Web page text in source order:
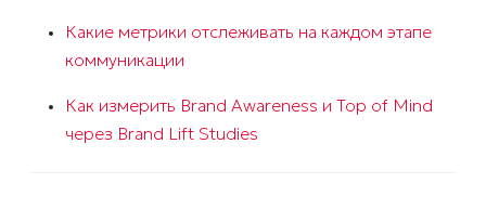
Какие метрики отслеживать на каждом этапе
коммуникации
Как измерить Brand Awareness и Top of Mind
через Brand Lift Studies